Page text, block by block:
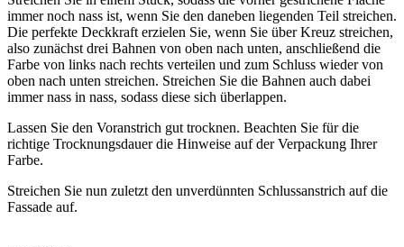
immer noch nass ist, wenn Sie den daneben liegenden Teil streichen.
Die perfekte Deckkraft erzielen Sie, wenn Sie über Kreuz streichen,
also zunächst drei Bahnen von oben nach unten, anschließend die
Farbe von links nach rechts verteilen und zum Schluss wieder von
oben nach unten streichen. Streichen Sie die Bahnen auch dabei
immer nass in nass, sodass diese sich überlappen.
Lassen Sie den Voranstrich gut trocknen. Beachten Sie für die
richtige Trocknungsdauer die Hinweise auf der Verpackung Ihrer
Farbe.
Streichen Sie nun zuletzt den unverdünnten Schlussanstrich auf die
Fassade auf.